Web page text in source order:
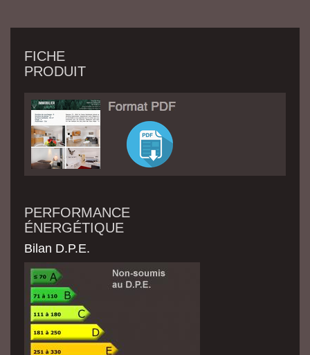
FICHE
PRODUIT
PERFORMANCE
ÉNERGÉTIQUE
Bilan D.P.E.